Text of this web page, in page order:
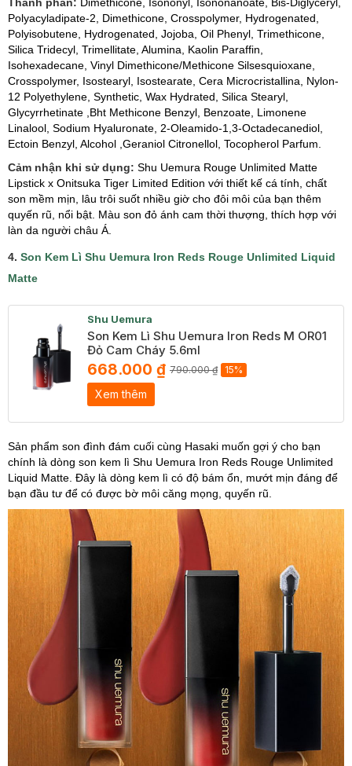
Polyacyladipate-2, Dimethicone, Crosspolymer, Hydrogenated,
Polyisobutene, Hydrogenated, Jojoba, Oil Phenyl, Trimethicone,
Silica Tridecyl, Trimellitate, Alumina, Kaolin Paraffin,
Isohexadecane, Vinyl Dimethicone/Methicone Silsesquioxane,
Crosspolymer, Isostearyl, Isostearate, Cera Microcristallina, Nylon-
12 Polyethylene, Synthetic, Wax Hydrated, Silica Stearyl,
Glycyrrhetinate ,Bht Methicone Benzyl, Benzoate, Limonene
Linalool, Sodium Hyaluronate, 2-Oleamido-1,3-Octadecanediol,
Ectoin Benzyl, Alcohol ,Geraniol Citronellol, Tocopherol Parfum.
Cảm nhận khi sử dụng: Shu Uemura Rouge Unlimited Matte
Lipstick x Onitsuka Tiger Limited Edition với thiết kế cá tính, chất
son mềm mịn, lâu trôi suốt nhiều giờ cho đôi môi của bạn thêm
quyến rũ, nổi bật. Màu son đỏ ánh cam thời thượng, thích hợp với
làn da người châu Á.
4. Son Kem Lì Shu Uemura Iron Reds Rouge Unlimited Liquid
Matte
Shu Uemura
Son Kem Lì Shu Uemura Iron Reds M OR01
Đỏ Cam Cháy 5.6ml
668.000 ₫ 790.000 ₫ 15%
Xem thêm
Sản phẩm son đình đám cuối cùng Hasaki muốn gợi ý cho bạn
chính là dòng son kem lì Shu Uemura Iron Reds Rouge Unlimited
Liquid Matte. Đây là dòng kem lì có độ bám ổn, mướt mịn đáng để
bạn đầu tư để có được bờ môi căng mọng, quyến rũ.